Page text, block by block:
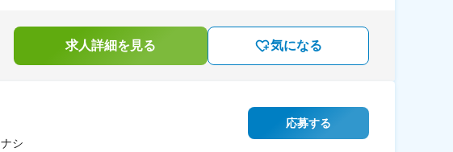
求人詳細を見る 気になる
シ
応募する